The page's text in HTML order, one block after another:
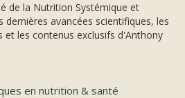
de la Nutrition Systémique et
dernières avancées scientifiques, les
les contenus exclusifs d'Anthony
en nutrition & santé